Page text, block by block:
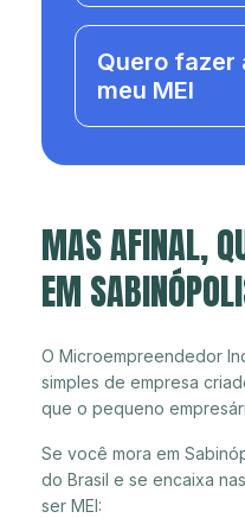
Quero fazer
meu MEI
MAS AFINAL,
EM
O Microempreendedor
simples de empresa
que o pequeno
Se você mora em
do Brasil e se encaixa
ser MEI: